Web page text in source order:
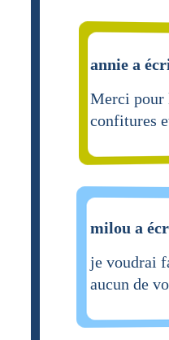
annie a
Merci
confitures
milou a
je voudrai
aucun de